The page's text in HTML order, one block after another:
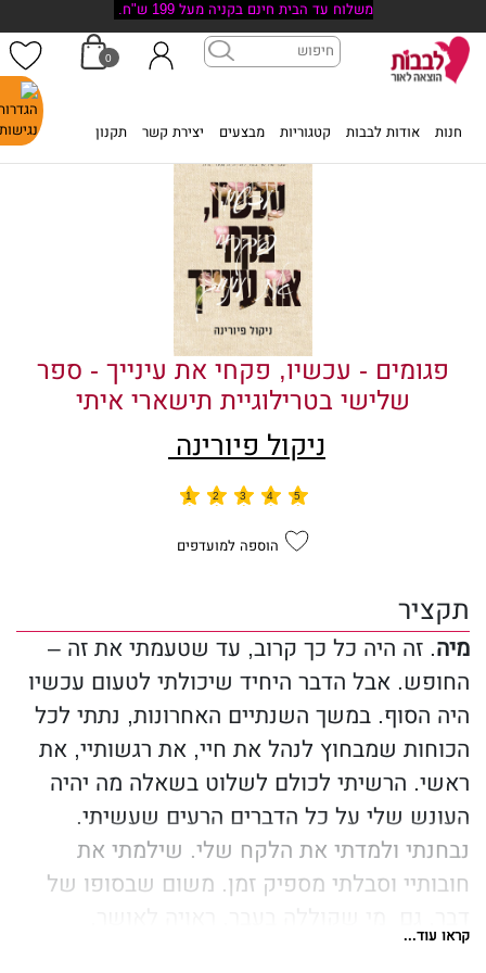
משלוח עד הבית חינם בקניה מעל 199 ש"ח.
חנות אודות לבבות קטגוריות מבצעים יצירת קשר תקנון
0
פגומים - עכשיו, פקחי את עינייך - ספר שלישי בטרילוגיית תישארי
איתי
פגומים - עכשיו, פקחי את עינייך - ספר
שלישי בטרילוגיית תישארי איתי
ניקול פיורינה
הוספה למועדפים
תקציר
מיה. זה היה כל כך קרוב, עד שטעמתי את זה –
החופש. אבל הדבר היחיד שיכולתי לטעום עכשיו
היה הסוף. במשך השנתיים האחרונות, נתתי לכל
הכוחות שמבחוץ לנהל את חיי, את רגשותיי, את
ראשי. הרשיתי לכולם לשלוט בשאלה מה יהיה
העונש שלי על כל הדברים הרעים שעשיתי.
נבחנתי ולמדתי את הלקח שלי. שילמתי את
חובותיי וסבלתי מספיק זמן. משום שבסופו של
קראו עוד...